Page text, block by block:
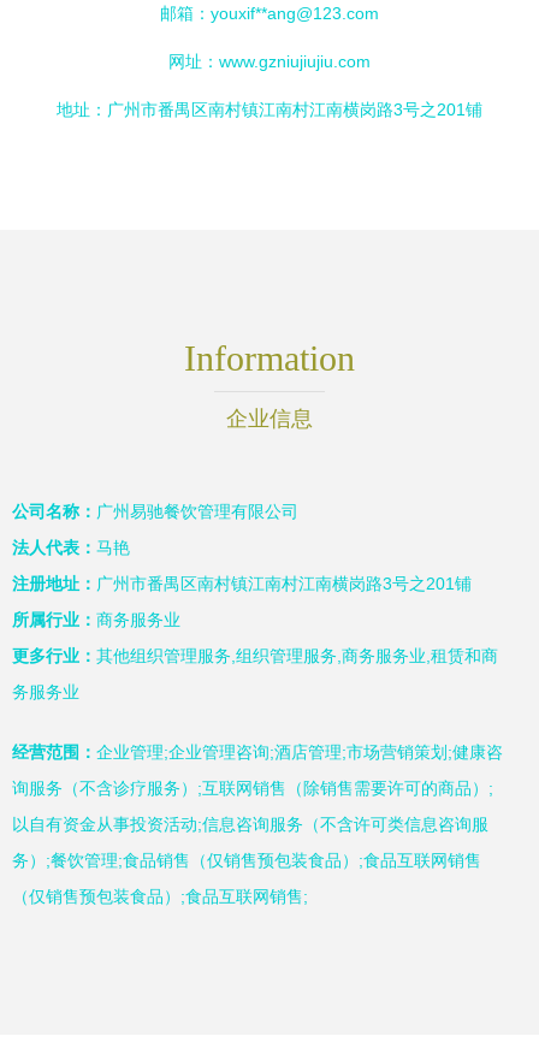
邮箱：youxif**ang@123.com
网址： www.gzniujiujiu.com
地址：广州市番禺区南村镇江南村江南横岗路3号之201铺
Information
企业信息
公司名称： 广州易驰餐饮管理有限公司
法人代表： 马艳
注册地址： 广州市番禺区南村镇江南村江南横岗路3号之201铺
所属行业： 商务服务业
更多行业： 其他组织管理服务,组织管理服务,商务服务业,租赁和商
务服务业
经营范围： 企业管理;企业管理咨询;酒店管理;市场营销策划;健康咨
询服务（不含诊疗服务）;互联网销售（除销售需要许可的商品）;
以自有资金从事投资活动;信息咨询服务（不含许可类信息咨询服
务）;餐饮管理;食品销售（仅销售预包装食品）;食品互联网销售
（仅销售预包装食品）;食品互联网销售;